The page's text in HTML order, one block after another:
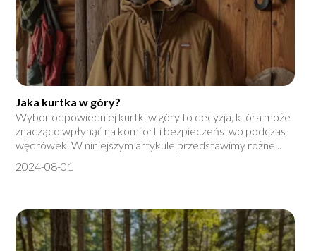
Jaka kurtka w góry?
Wybór odpowiedniej kurtki w góry to decyzja, która może
znacząco wpłynąć na komfort i bezpieczeństwo podczas
wędrówek. W niniejszym artykule przedstawimy różne...
2024-08-01